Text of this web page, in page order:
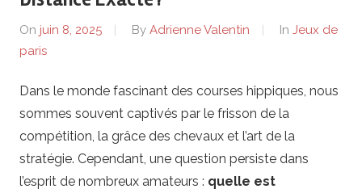
k
e
r
R
On juin 8, 2025 By Adrienne Valentin In Jeux de
paris
Dans le monde fascinant des courses hippiques, nous
sommes souvent captivés par le frisson de la
compétition, la grâce des chevaux et l’art de la
stratégie. Cependant, une question persiste dans
l’esprit de nombreux amateurs : quelle est